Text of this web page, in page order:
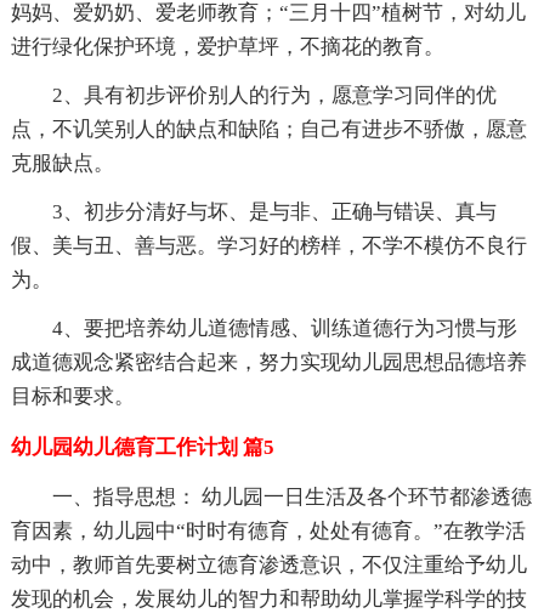
妈妈、爱奶奶、爱老师教育；“三月十四”植树节，对幼儿
进行绿化保护环境，爱护草坪，不摘花的教育。
2、具有初步评价别人的行为，愿意学习同伴的优
点，不讥笑别人的缺点和缺陷；自己有进步不骄傲，愿意
克服缺点。
3、初步分清好与坏、是与非、正确与错误、真与
假、美与丑、善与恶。学习好的榜样，不学不模仿不良行
为。
4、要把培养幼儿道德情感、训练道德行为习惯与形
成道德观念紧密结合起来，努力实现幼儿园思想品德培养
目标和要求。
幼儿园幼儿德育工作计划 篇5
一、指导思想： 幼儿园一日生活及各个环节都渗透德
育因素，幼儿园中“时时有德育，处处有德育。”在教学活
动中，教师首先要树立德育渗透意识，不仅注重给予幼儿
发现的机会，发展幼儿的智力和帮助幼儿掌握学科学的技